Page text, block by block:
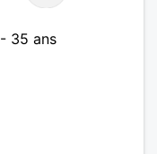
- 35 ans